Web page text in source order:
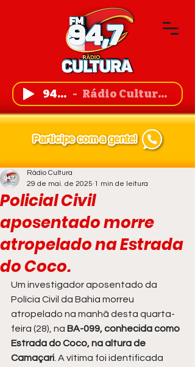
94,7 FM Rádio Cultura de Guanambi
Policial Civil
aposentado morre
atropelado na Estrada
do Coco.
Rádio Cultura
29 de mai. de 2025 1 min de leitura
Um investigador aposentado da
Polícia Civil da Bahia morreu
atropelado na manhã desta quarta-
feira (28), na BA-099, conhecida como
Estrada do Coco, na altura de
Camaçari . A vítima foi identificada